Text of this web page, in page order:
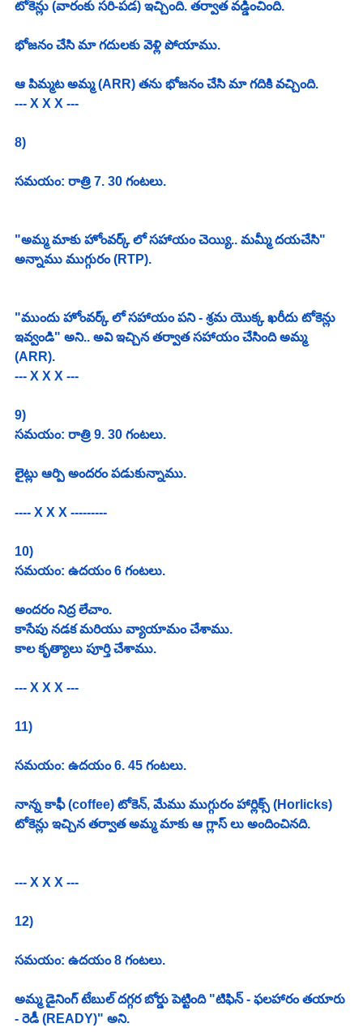
టోకెన్లు (వారంకు సరి-పడ) ఇచ్చింది. తర్వాత వడ్డించింది.
భోజనం చేసి మా గదులకు వెళ్లి పోయాము.
ఆ పిమ్మట అమ్మ (ARR) తను భోజనం చేసి మా గదికి వచ్చింది.
--- X X X ---
8)
సమయం: రాత్రి 7. 30 గంటలు.
"అమ్మ మాకు హోంవర్క్ లో సహాయం చెయ్యి.. మమ్మీ దయచేసి"
అన్నాము ముగ్గురం (RTP).
"ముందు హోంవర్క్ లో సహాయం పని - శ్రమ యొక్క ఖరీదు టోకెన్లు
ఇవ్వండి" అని.. అవి ఇచ్చిన తర్వాత సహాయం చేసింది అమ్మ
(ARR).
--- X X X ---
9)
సమయం: రాత్రి 9. 30 గంటలు.
లైట్లు ఆర్పి అందరం పడుకున్నాము.
---- X X X ---------
10)
సమయం: ఉదయం 6 గంటలు.
అందరం నిద్ర లేచాం.
కాసేపు నడక మరియు వ్యాయామం చేశాము.
కాల కృత్యాలు పూర్తి చేశాము.
--- X X X ---
11)
సమయం: ఉదయం 6. 45 గంటలు.
నాన్న కాఫీ (coffee) టోకెన్, మేము ముగ్గురం హార్లిక్స్ (Horlicks)
టోకెన్లు ఇచ్చిన తర్వాత అమ్మ మాకు ఆ గ్లాస్ లు అందించినది.
--- X X X ---
12)
సమయం: ఉదయం 8 గంటలు.
అమ్మ డైనింగ్ టేబుల్ దగ్గర బోర్డు పెట్టింది "టిఫిన్ - ఫలహారం తయారు
- రెడీ (READY)" అని.